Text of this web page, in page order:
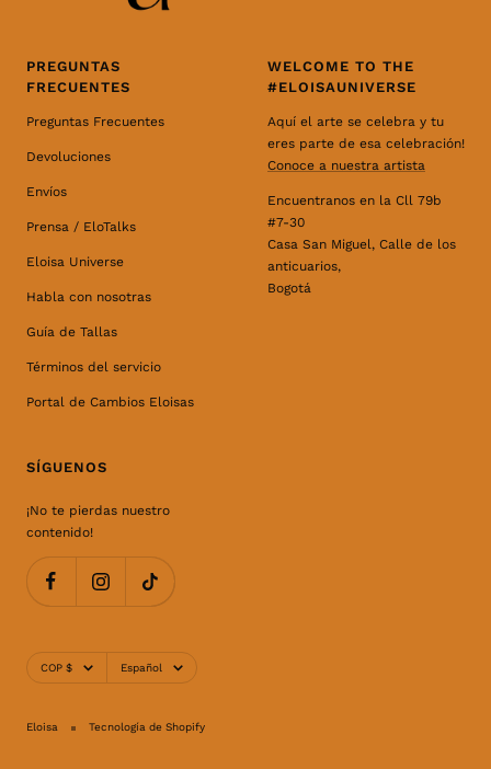
PREGUNTAS
FRECUENTES
Preguntas Frecuentes
Devoluciones
Envíos
Prensa / EloTalks
Eloisa Universe
Habla con nosotras
Guía de Tallas
Términos del servicio
Portal de Cambios Eloisas
WELCOME TO THE
#ELOISAUNIVERSE
Aquí el arte se celebra y tu
eres parte de esa celebración!
Conoce a nuestra artista
Encuentranos en la Cll 79b
#7-30
Casa San Miguel, Calle de los
anticuarios,
Bogotá
SÍGUENOS
¡No te pierdas nuestro
contenido!
Moneda
COP $ Idioma
Español
Eloisa Tecnología de Shopify